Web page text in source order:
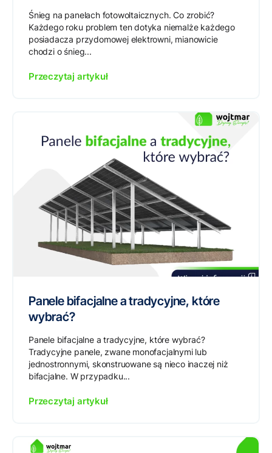
Śnieg na panelach fotowoltaicznych. Co zrobić?
Każdego roku problem ten dotyka niemalże każdego
posiadacza przydomowej elektrowni, mianowicie
chodzi o śnieg...
Przeczytaj artykuł
Panele bifacjalne a tradycyjne, które
wybrać?
Panele bifacjalne a tradycyjne, które wybrać?
Tradycyjne panele, zwane monofacjalnymi lub
jednostronnymi, skonstruowane są nieco inaczej niż
bifacjalne. W przypadku...
Przeczytaj artykuł